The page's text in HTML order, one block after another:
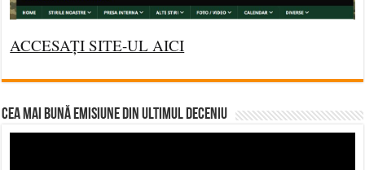
ACCESAȚI SITE-UL AICI
CEA MAI BUNĂ EMISIUNE DIN ULTIMUL DECENIU